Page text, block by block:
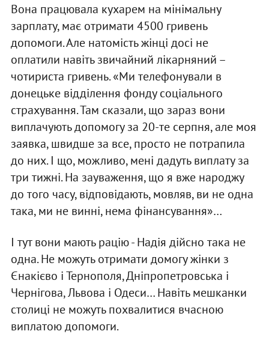
Вона працювала кухарем на мінімальну
зарплату, має отримати 4500 гривень
допомоги. Але натомість жінці досі не
оплатили навіть звичайний лікарняний –
чотириста гривень. «Ми телефонували в
донецьке відділення фонду соціального
страхування. Там сказали, що зараз вони
виплачують допомогу за 20-те серпня, але моя
заявка, швидше за все, просто не потрапила
до них. І що, можливо, мені дадуть виплату за
три тижні. На зауваження, що я вже народжу
до того часу, відповідають, мовляв, ви не одна
така, ми не винні, нема фінансування»…
І тут вони мають рацію - Надія дійсно така не
одна. Не можуть отримати домогу жінки з
Єнакієво і Тернополя, Дніпропетровська і
Чернігова, Львова і Одеси… Навіть мешканки
столиці не можуть похвалитися вчасною
виплатою допомоги.